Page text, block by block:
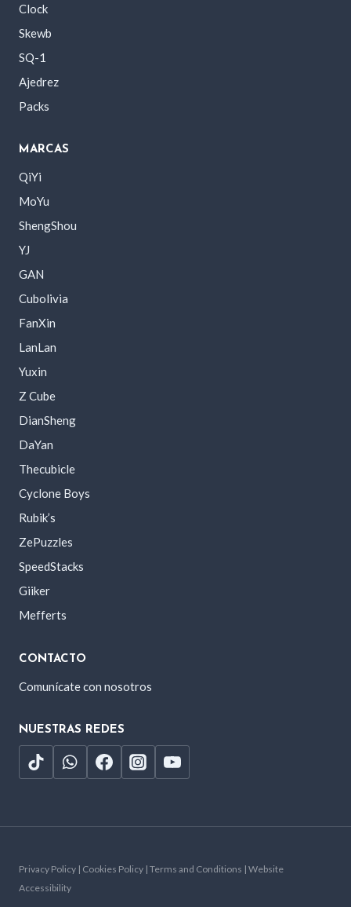
Clock
Skewb
SQ-1
Ajedrez
Packs
MARCAS
QiYi
MoYu
ShengShou
YJ
GAN
Cubolivia
FanXin
LanLan
Yuxin
Z Cube
DianSheng
DaYan
Thecubicle
Cyclone Boys
Rubik’s
ZePuzzles
SpeedStacks
Giiker
Mefferts
CONTACTO
Comunícate con nosotros
NUESTRAS REDES
Privacy Policy | Cookies Policy | Terms and Conditions | Website
Accessibility